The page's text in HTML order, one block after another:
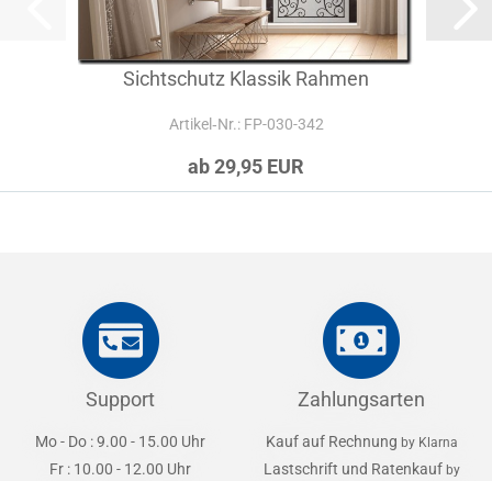
Sichtschutz Klassik Rahmen
Artikel‑Nr.: FP-030-342
ab 29,95 EUR
Support
Mo - Do : 9.00 - 15.00 Uhr
Fr : 10.00 - 12.00 Uhr
Zahlungsarten
Kauf auf Rechnung by Klarna
Lastschrift und Ratenkauf by